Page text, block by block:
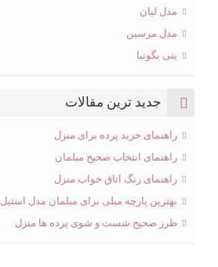
مدل لیان
مدل مرسین
ینی بگونیا
جدید ترین مقالات
راهنمای خرید پرده برای منزل
راهنمای انتخاب صحیح مبلمان
راهنمای رنگ اتاق خواب منزل
بهترین پارچه مبلی برای مبلمان مدل استیل
طرز صحیح شست و شوی پرده ها منزل